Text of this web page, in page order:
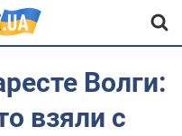
Волги:
взяли с